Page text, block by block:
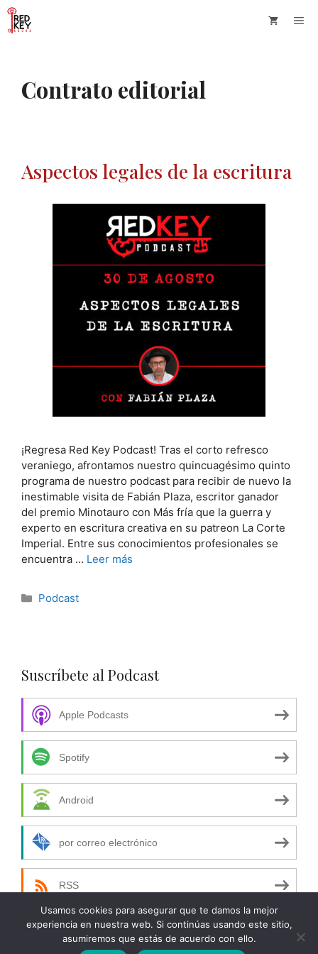
Saltar
contenido
Contrato editorial
Aspectos legales de la escritura
¡Regresa Red Key Podcast! Tras el corto refresco
veraniego, afrontamos nuestro quincuagésimo quinto
programa de nuestro podcast para recibir de nuevo la
inestimable visita de Fabián Plaza, escritor ganador
del premio Minotauro con Más fría que la guerra y
experto en escritura creativa en su patreon La Corte
Imperial. Entre sus conocimientos profesionales se
encuentra … Leer más
Categorías
Podcast
Suscríbete al Podcast
Apple Podcasts
Spotify
Android
por correo electrónico
RSS
Usamos cookies para asegurar que te damos la mejor
experiencia en nuestra web. Si continúas usando este sitio,
asumiremos que estás de acuerdo con ello.